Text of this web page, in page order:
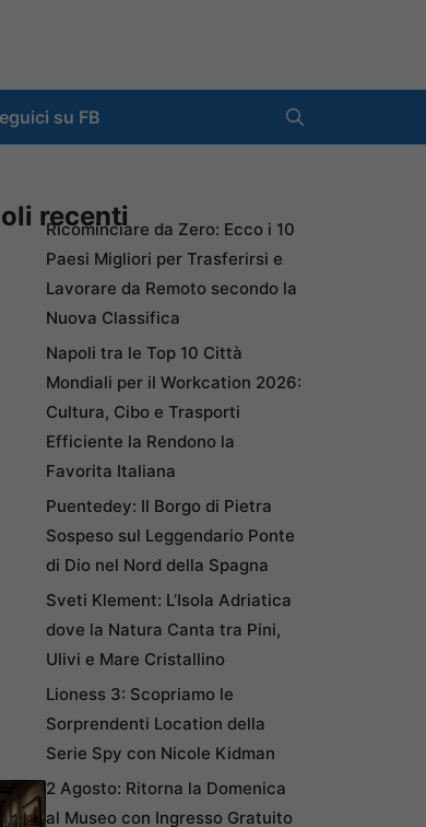
su FB
recenti
Ricominciare da Zero: Ecco i 10
Paesi Migliori per Trasferirsi e
Lavorare da Remoto secondo la
Nuova Classifica
Napoli tra le Top 10 Città
Mondiali per il Workcation 2026:
Cultura, Cibo e Trasporti
Efficiente la Rendono la
Favorita Italiana
Puentedey: Il Borgo di Pietra
Sospeso sul Leggendario Ponte
di Dio nel Nord della Spagna
Sveti Klement: L’Isola Adriatica
dove la Natura Canta tra Pini,
Ulivi e Mare Cristallino
Lioness 3: Scopriamo le
Sorprendenti Location della
Serie Spy con Nicole Kidman
2 Agosto: Ritorna la Domenica
al Museo con Ingresso Gratuito